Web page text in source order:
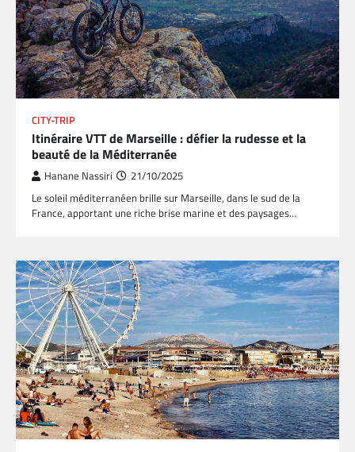
CITY-TRIP
Itinéraire VTT de Marseille : défier la rudesse et la
beauté de la Méditerranée
Hanane Nassiri 21/10/2025
Le soleil méditerranéen brille sur Marseille, dans le sud de la
France, apportant une riche brise marine et des paysages…